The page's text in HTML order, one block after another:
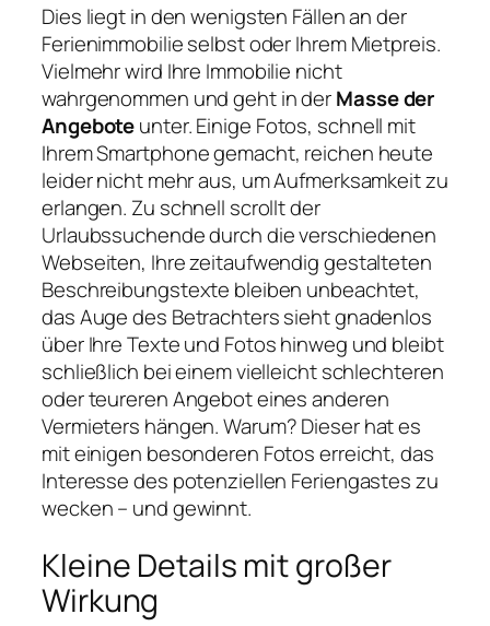
Dies liegt in den wenigsten Fällen an der
Ferienimmobilie selbst oder Ihrem Mietpreis.
Vielmehr wird Ihre Immobilie nicht
wahrgenommen und geht in derMasse der
Angeboteunter. Einige Fotos, schnell mit
Ihrem Smartphone gemacht, reichen heute
leider nicht mehr aus, um Aufmerksamkeit zu
erlangen. Zu schnell scrollt der
Urlaubssuchende durch die verschiedenen
Webseiten, Ihre zeitaufwendig gestalteten
Beschreibungstexte bleiben unbeachtet,
das Auge des Betrachters sieht gnadenlos
über Ihre Texte und Fotos hinweg und bleibt
schließlich bei einem vielleicht schlechteren
oder teureren Angebot eines anderen
Vermieters hängen. Warum? Dieser hat es
mit einigen besonderen Fotos erreicht, das
Interesse des potenziellen Feriengastes zu
wecken – und gewinnt.
Kleine Details mit großer
Wirkung